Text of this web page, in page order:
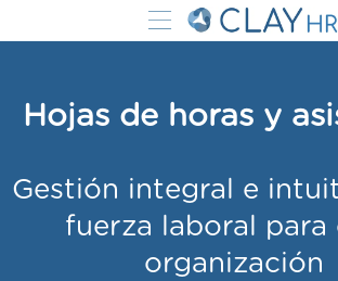
Hojas de horas y
Gestión integral e
fuerza laboral para
organización